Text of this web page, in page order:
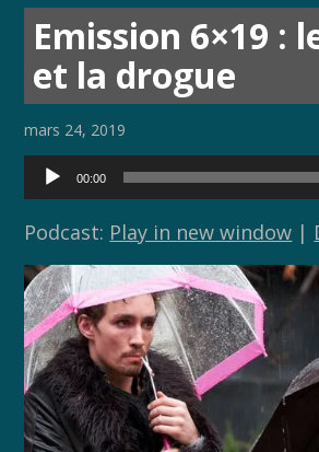
Emission 6×19 :
et la drogue
mars 24, 2019
Lecteur
audio
00:00
Podcast: Play in new window |